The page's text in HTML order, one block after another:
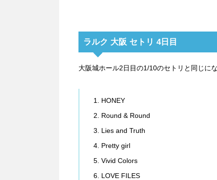
ラルク 大阪 セトリ 4日目
大阪城ホール2日目の1/10のセトリと同じにな
HONEY
Round & Round
Lies and Truth
Pretty girl
Vivid Colors
LOVE FILES